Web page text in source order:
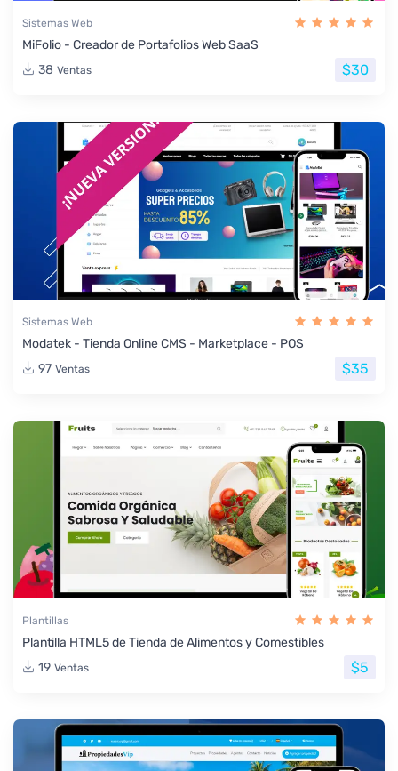
Sistemas Web
MiFolio - Creador de Portafolios Web SaaS
38 Ventas $30
Sistemas Web
Modatek - Tienda Online CMS - Marketplace - POS
97 Ventas $35
Plantillas
Plantilla HTML5 de Tienda de Alimentos y Comestibles
19 Ventas $5